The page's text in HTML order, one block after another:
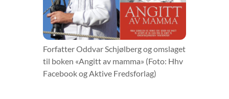
Forfatter Oddvar Schjølberg og omslaget
til boken «Angitt av mamma» (Foto: Hhv
Facebook og Aktive Fredsforlag)